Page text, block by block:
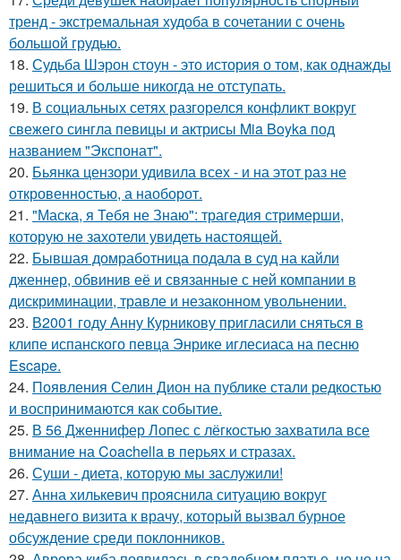
тренд - экстремальная худоба в сочетании с очень
большой грудью.
18. Судьба Шэрон стоун - это история о том, как однажды
решиться и больше никогда не отступать.
19. В социальных сетях разгорелся конфликт вокруг
свежего сингла певицы и актрисы Mia Boyka под
названием "Экспонат".
20. Бьянка цензори удивила всех - и на этот раз не
откровенностью, а наоборот.
21. "Маска, я Тебя не Знаю": трагедия стримерши,
которую не захотели увидеть настоящей.
22. Бывшая домработница подала в суд на кайли
дженнер, обвинив её и связанные с ней компании в
дискриминации, травле и незаконном увольнении.
23. В2001 году Анну Курникову пригласили сняться в
клипе испанского певца Энрике иглесиаса на песню
Escape.
24. Появления Селин Дион на публике стали редкостью
и воспринимаются как событие.
25. В 56 Дженнифер Лопес с лёгкостью захватила все
внимание на Coachella в перьях и стразах.
26. Суши - диета, которую мы заслужили!
27. Анна хилькевич прояснила ситуацию вокруг
недавнего визита к врачу, который вызвал бурное
обсуждение среди поклонников.